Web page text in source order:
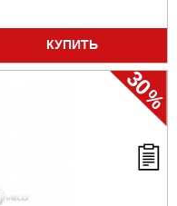
30
%